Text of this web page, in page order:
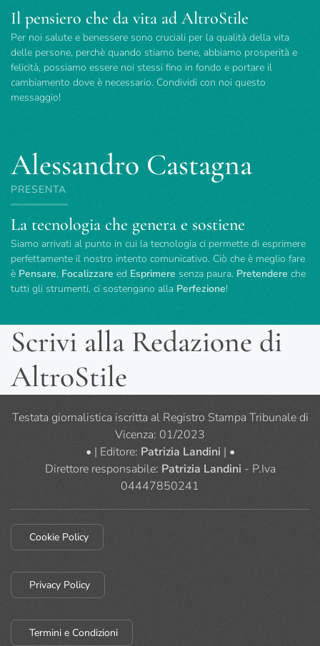
Il pensiero che da vita ad AltroStile
Per noi salute e benessere sono cruciali per la qualità della vita
delle persone, perchè quando stiamo bene, abbiamo prosperità e
felicità, possiamo essere noi stessi fino in fondo e portare il
cambiamento dove è necessario. Condividi con noi questo
messaggio!
Alessandro Castagna
PRESENTA
La tecnologia che genera e sostiene
Siamo arrivati al punto in cui la tecnologia ci permette di esprimere
perfettamente il nostro intento comunicativo. Ciò che è meglio fare
è Pensare, Focalizzare ed Esprimere senza paura. Pretendere che
tutti gli strumenti, ci sostengano alla Perfezione!
Scrivi alla Redazione di
AltroStile
Testata giornalistica iscritta al Registro Stampa Tribunale di
Vicenza: 01/2023
• | Editore: Patrizia Landini | •
Direttore responsabile: Patrizia Landini - P.Iva
04447850241
Cookie Policy
Privacy Policy
Termini e Condizioni